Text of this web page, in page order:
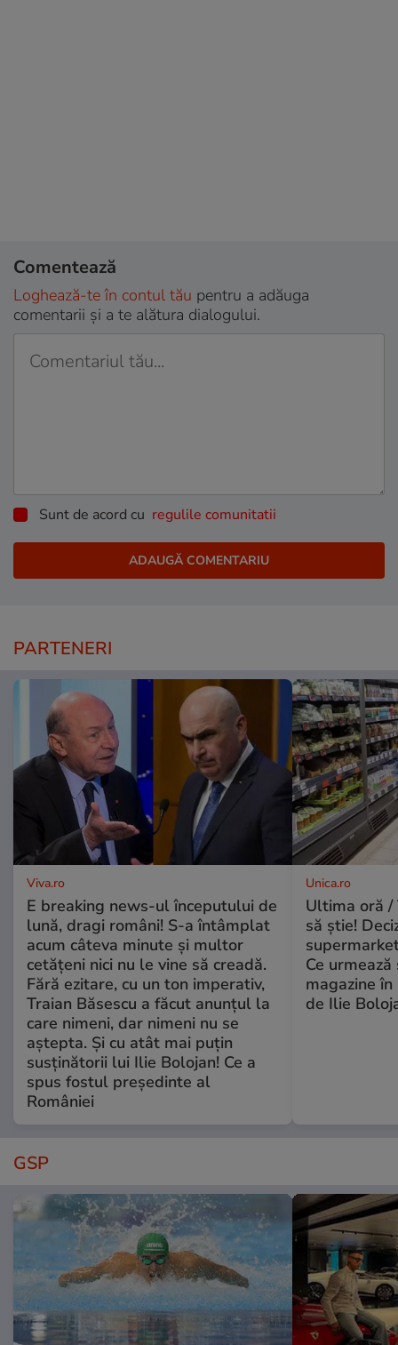
Comentează
Loghează-te în contul tău pentru a adăuga
comentarii și a te alătura dialogului.
Sunt de acord cu regulile comunitatii
PARTENERI
Viva.ro
E breaking news-ul începutului de
lună, dragi români! S-a întâmplat
acum câteva minute și multor
cetățeni nici nu le vine să creadă.
Fără ezitare, cu un ton imperativ,
Traian Băsescu a făcut anunțul la
care nimeni, dar nimeni nu se
aștepta. Și cu atât mai puțin
susținătorii lui Ilie Bolojan! Ce a
spus fostul președinte al
României
Unica.ro
Ultima oră /
să știe!
Ce
magazine
de Ilie
GSP